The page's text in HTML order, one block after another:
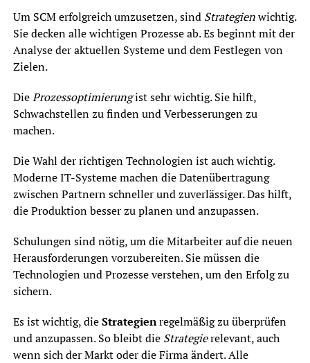
Um SCM erfolgreich umzusetzen, sind Strategienwichtig.
Sie decken alle wichtigen Prozesse ab. Es beginnt mit der
Analyse der aktuellen Systeme und dem Festlegen von
Zielen.
DieProzessoptimierungist sehr wichtig. Sie hilft,
Schwachstellen zu finden und Verbesserungen zu
machen.
Die Wahl der richtigen Technologien ist auch wichtig.
Moderne IT-Systeme machen die Datenübertragung
zwischen Partnern schneller und zuverlässiger. Das hilft,
die Produktion besser zu planen und anzupassen.
Schulungen sind nötig, um die Mitarbeiter auf die neuen
Herausforderungen vorzubereiten. Sie müssen die
Technologien und Prozesse verstehen, um den Erfolg zu
sichern.
Es ist wichtig, dieStrategienregelmäßig zu überprüfen
und anzupassen. So bleibt die Strategierelevant, auch
wenn sich der Markt oder die Firma ändert. Alle